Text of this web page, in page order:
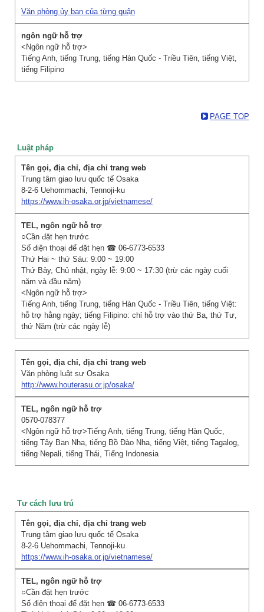
Văn phòng ủy ban của từng quận
<Ngôn ngữ hỗ trợ>
Tiếng Anh, tiếng Trung, tiếng Hàn Quốc - Triều Tiên, tiếng Việt,
tiếng Filipino
PAGE TOP
Luật pháp
Trung tâm giao lưu quốc tế Osaka
8-2-6 Uehommachi, Tennoji-ku
https://www.ih-osaka.or.jp/vietnamese/
○Cần đặt hẹn trước
Số điện thoại để đặt hẹn ☎ 06-6773-6533
Thứ Hai ~ thứ Sáu: 9:00 ~ 19:00
Thứ Bảy, Chủ nhật, ngày lễ: 9:00 ~ 17:30 (trừ các ngày cuối
năm và đầu năm)
<Ngôn ngữ hỗ trợ>
Tiếng Anh, tiếng Trung, tiếng Hàn Quốc - Triều Tiên, tiếng Việt:
hỗ trợ hằng ngày; tiếng Filipino: chỉ hỗ trợ vào thứ Ba, thứ Tư,
thứ Năm (trừ các ngày lễ)
Văn phòng luật sư Osaka
http://www.houterasu.or.jp/osaka/
0570-078377
<Ngôn ngữ hỗ trợ>Tiếng Anh, tiếng Trung, tiếng Hàn Quốc,
tiếng Tây Ban Nha, tiếng Bồ Đào Nha, tiếng Việt, tiếng Tagalog,
tiếng Nepali, tiếng Thái, Tiếng Indonesia
Tư cách lưu trú
Trung tâm giao lưu quốc tế Osaka
8-2-6 Uehommachi, Tennoji-ku
https://www.ih-osaka.or.jp/vietnamese/
○Cần đặt hẹn trước
Số điện thoại để đặt hẹn ☎ 06-6773-6533